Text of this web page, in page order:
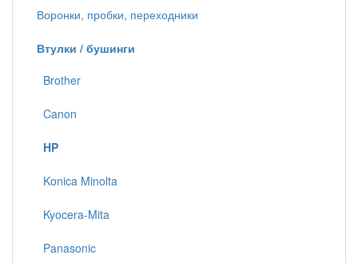
Воронки, пробки, переходники
Втулки / бушинги
Brother
Canon
HP
Konica Minolta
Kyocera-Mita
Panasonic